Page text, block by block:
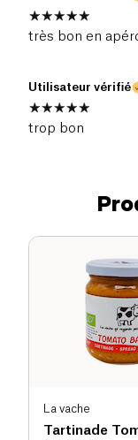
très bon en
Utilisateur vérifié
trop bon
La vache
Tartinade